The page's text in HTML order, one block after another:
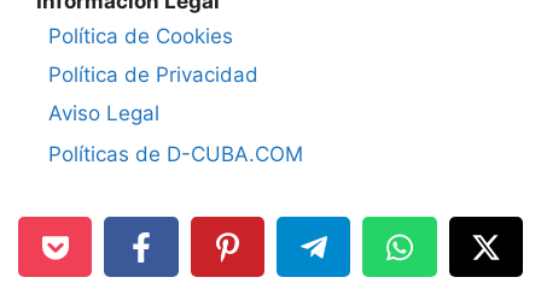
Política de Cookies
Política de Privacidad
Aviso Legal
Políticas de D-CUBA.COM
Síguenos
Youtube